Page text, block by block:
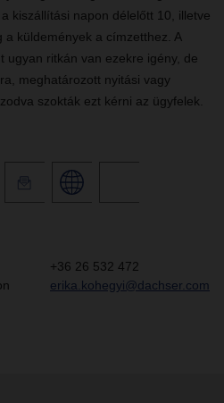
kiszállítási napon délelőtt 10, illetve
küldemények a címzetthez. A
ugyan ritkán van ezekre igény, de
meghatározott nyitási vagy
szokták ezt kérni az ügyfelek.
+36 26 532 472
erika.kohegyi@dachser.com